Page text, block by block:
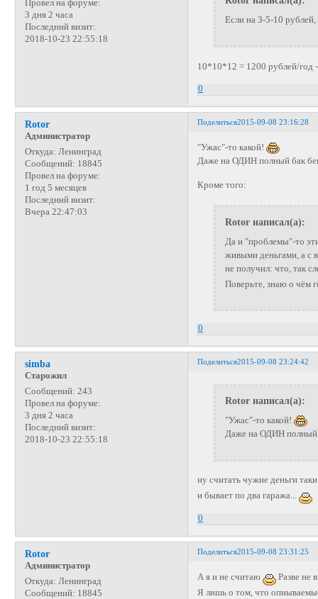
Провел на форуме:
3 дня 2 часа
Последний визит:
2018-10-23 22:55:18
Если на 3-5-10 рублей,
10*10*12 = 1200 рублей/
0
Поделиться2015-09-08 23:16:28
Rotor
Администратор
Откуда: Ленинград
Сообщений: 18845
Провел на форуме:
1 год 5 месяцев
Последний визит:
Вчера 22:47:03
"Ужас"-то какой!
Даже на ОДИН полный бак
Кроме того:
Rotor написал(а):
Да и "проблемы"-то
живыми деньгами, а с
не получил: что, так
Поверьте, знаю о чём
0
Поделиться2015-09-08 23:24:42
simba
Старожил
Сообщений: 243
Провел на форуме:
3 дня 2 часа
Последний визит:
2018-10-23 22:55:18
Rotor написал(а):
"Ужас"-то какой!
Даже на ОДИН полный
ну считать чужие деньги
и бывает по два гаража...
0
Поделиться2015-09-08 23:31:25
Rotor
Администратор
Откуда: Ленинград
Сообщений: 18845
А я и не считаю
Разве не
Я лишь о том, что